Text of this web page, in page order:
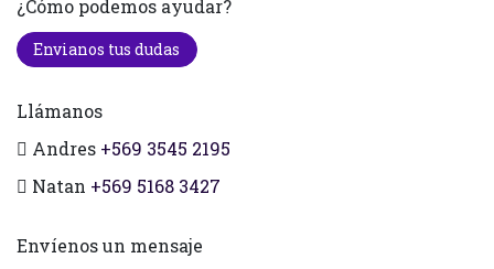
¿Cómo podemos ayudar?
Envianos tus dudas
Llámanos
Andres +569 3545 2195
Natan +569 5168 3427
Envíenos un mensaje